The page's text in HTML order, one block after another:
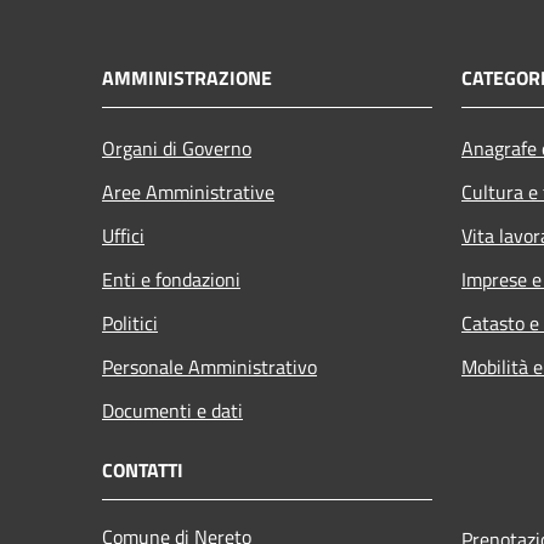
AMMINISTRAZIONE
Organi di Governo
Aree Amministrative
Uffici
Enti e fondazioni
Politici
Personale Amministrativo
Documenti e dati
Cultura
Vita
Imprese
Catasto
Mobilità
CONTATTI
Comune di Nereto